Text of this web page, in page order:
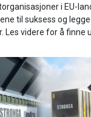
i EU-
til suksess og
Les videre for å finne